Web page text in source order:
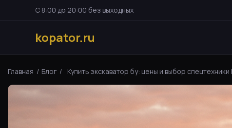
С 8:00 до 20:00 без выходных
kopator.ru
Главная / Блог / Купить экскаватор бу: цены и выбор